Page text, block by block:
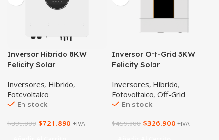
Inversor Hibrido 8KW
Felicity Solar
Inversores, Hibrido,
Fotovoltaico
En stock
$899.000 $721.890 +IVA
Inversor Off-Grid 3KW
Felicity Solar
Inversores, Hibrido,
Fotovoltaico, Off-Grid
En stock
$459.000 $326.900 +IVA